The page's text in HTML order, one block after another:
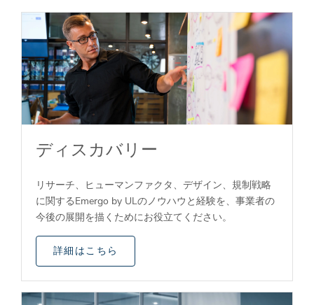
ディスカバリー
リサーチ、ヒューマンファクタ、デザイン、規制戦略
に関するEmergo by ULのノウハウと経験を、事業者の
今後の展開を描くためにお役立てください。
詳細はこちら